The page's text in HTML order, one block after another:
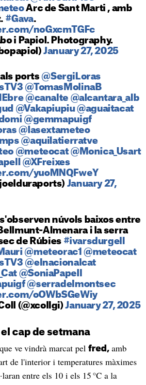
Arc de Sant Marti , amb
#Gava.
noGxcmTGFc
i Papiol. Photography.
January 27, 2025
ports @SergiLoras
@TomasMolinaB
@canalte @alcantara_alb
@Vakapiupiu @aguaitacat
@gemmapuigf
@lasextameteo
@aquilatierratve
@meteocat @Monica_Usart
@XFreixes
yuoMNQFweY
January 27,
núvols baixos entre
Almenara i la serra
de Rúbies #ivarsdurgell
@meteorac1 @meteocat
@elnacionalcat
@SoniaPapell
@serradelmontsec
oOWbSGeWiy
(@xcollgi)January 27, 2025
cap de setmana
vevindrà marcat pel fred, amb
de l'interior i temperatures màximes
entre els 10 i els 15 °C a la